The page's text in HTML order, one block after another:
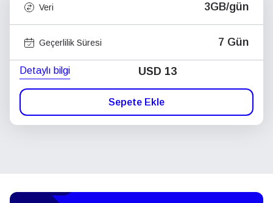
Veri 3GB/gün
Geçerlilik Süresi 7 Gün
Detaylı bilgi USD 13
Sepete Ekle